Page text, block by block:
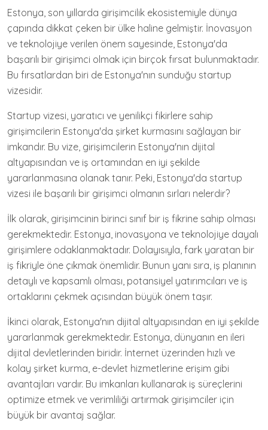
Estonya, son yıllarda girişimcilik ekosistemiyle dünya
çapında dikkat çeken bir ülke haline gelmiştir. İnovasyon
ve teknolojiye verilen önem sayesinde, Estonya'da
başarılı bir girişimci olmak için birçok fırsat bulunmaktadır.
Bu fırsatlardan biri de Estonya'nın sunduğu startup
vizesidir.
Startup vizesi, yaratıcı ve yenilikçi fikirlere sahip
girişimcilerin Estonya'da şirket kurmasını sağlayan bir
imkandır. Bu vize, girişimcilerin Estonya'nın dijital
altyapısından ve iş ortamından en iyi şekilde
yararlanmasına olanak tanır. Peki, Estonya'da startup
vizesi ile başarılı bir girişimci olmanın sırları nelerdir?
İlk olarak, girişimcinin birinci sınıf bir iş fikrine sahip olması
gerekmektedir. Estonya, inovasyona ve teknolojiye dayalı
girişimlere odaklanmaktadır. Dolayısıyla, fark yaratan bir
iş fikriyle öne çıkmak önemlidir. Bunun yanı sıra, iş planının
detaylı ve kapsamlı olması, potansiyel yatırımcıları ve iş
ortaklarını çekmek açısından büyük önem taşır.
İkinci olarak, Estonya'nın dijital altyapısından en iyi şekilde
yararlanmak gerekmektedir. Estonya, dünyanın en ileri
dijital devletlerinden biridir. İnternet üzerinden hızlı ve
kolay şirket kurma, e-devlet hizmetlerine erişim gibi
avantajları vardır. Bu imkanları kullanarak iş süreçlerini
optimize etmek ve verimliliği artırmak girişimciler için
büyük bir avantaj sağlar.